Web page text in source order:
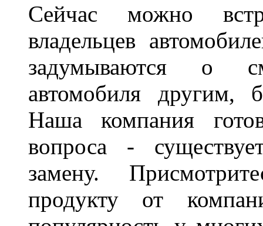
Сейчас можно
владельцев
задумываются о
автомобиля другим,
Наша компания
вопроса -
замену.
продукту от